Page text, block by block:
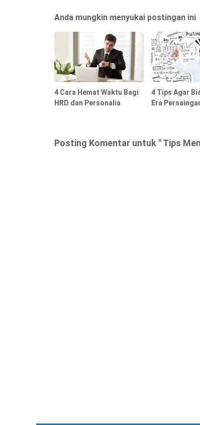
Anda mungkin menyukai postingan ini
4 Cara Hemat Waktu Bagi
HRD dan Personalia
4 Tips Agar
Era
Posting Komentar untuk " Tips